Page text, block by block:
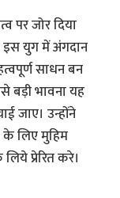
पर जोर दिया
इस युग में अंगदान
साधन बन
बड़ी भावना यह
जाए। उन्होंने
के लिए मुहिम
प्रेरित करे।